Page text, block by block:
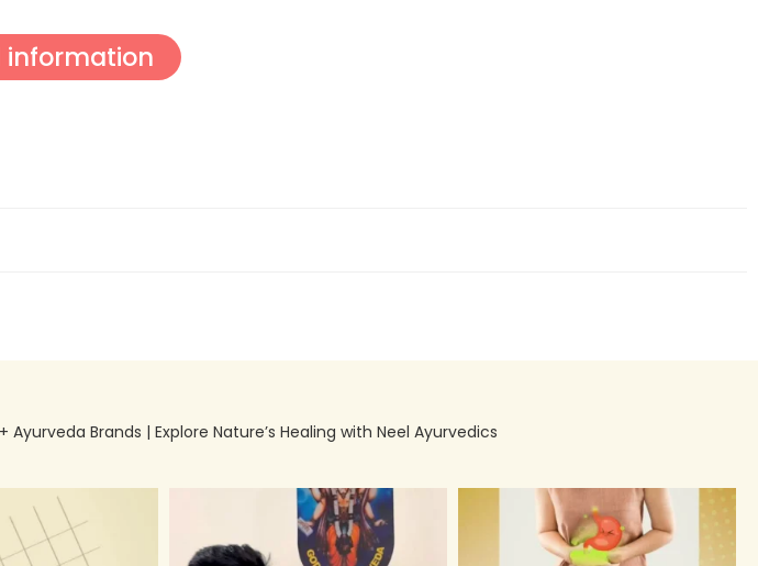
information
Ayurveda Brands | Explore Nature’s Healing with Neel Ayurvedics